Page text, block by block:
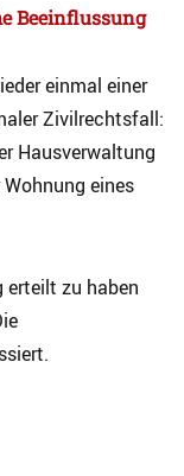
Beeinflussung
einmal einer
Zivilrechtsfall:
Hausverwaltung
eines
erteilt zu haben